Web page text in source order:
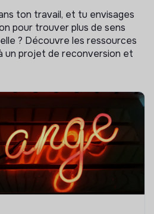
ton travail, et tu envisages
pour trouver plus de sens
? Découvre les ressources
un projet de reconversion et